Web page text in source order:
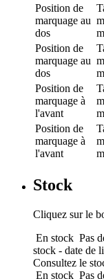
Position de
marquage au
dos
Position de
marquage au
dos
Position de
marquage à
l'avant
Position de
marquage à
l'avant
Stock
Cliquez sur le
En stock Pas
stock - date de
Consultez le
En stock Pas